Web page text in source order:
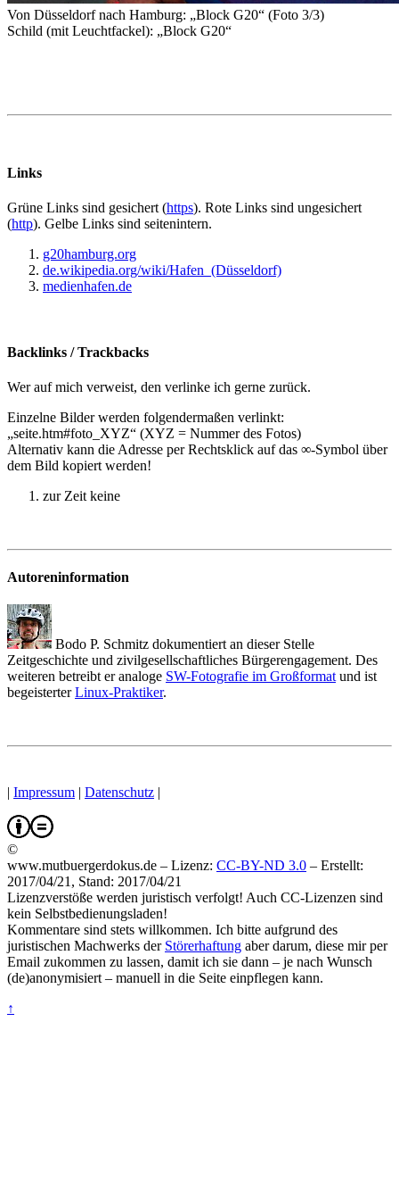
Von Düsseldorf nach Hamburg: „Block G20“ (Foto 3/3)
Schild (mit Leuchtfackel): „Block G20“
Links
Grüne Links sind gesichert (https). Rote Links sind ungesichert
(http). Gelbe Links sind seitenintern.
g20hamburg.org
de.wikipedia.org/wiki/Hafen_(Düsseldorf)
medienhafen.de
Backlinks / Trackbacks
Wer auf mich verweist, den verlinke ich gerne zurück.
Einzelne Bilder werden folgendermaßen verlinkt:
„seite.htm#foto_XYZ“ (XYZ = Nummer des Fotos)
Alternativ kann die Adresse per Rechtsklick auf das ∞-Symbol über
dem Bild kopiert werden!
zur Zeit keine
Autoreninformation
Bodo P. Schmitz dokumentiert an dieser Stelle
Zeitgeschichte und zivilgesellschaftliches Bürgerengagement. Des
weiteren betreibt er analoge SW-Fotografie im Großformatund ist
begeisterterLinux-Praktiker.
| Impressum | Datenschutz |
©
www.mutbuergerdokus.de – Lizenz: CC-BY-ND 3.0 – Erstellt:
2017/04/21, Stand: 2017/04/21
Lizenzverstöße werden juristisch verfolgt! Auch CC-Lizenzen sind
kein Selbstbedienungsladen!
Kommentare sind stets willkommen. Ich bitte aufgrund des
juristischen Machwerks der Störerhaftung aber darum, diese mir per
Email zukommen zu lassen, damit ich sie dann – je nach Wunsch
(de)anonymisiert – manuell in die Seite einpflegen kann.
↑